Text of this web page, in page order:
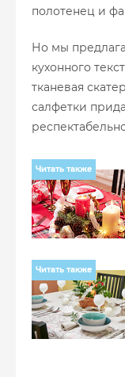
полотенец и
Но мы
кухонного
тканевая
салфетки
Читать также
Читать также